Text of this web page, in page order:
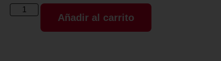
Añadir al carrito